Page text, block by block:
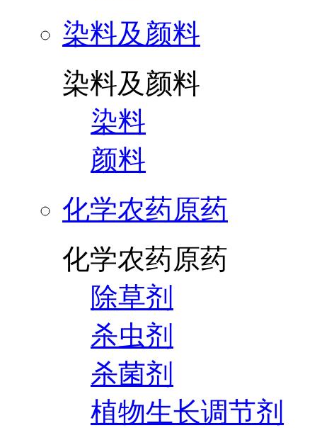
染料及颜料
染料及颜料
染料
颜料
化学农药原药
化学农药原药
除草剂
杀虫剂
杀菌剂
植物生长调节剂